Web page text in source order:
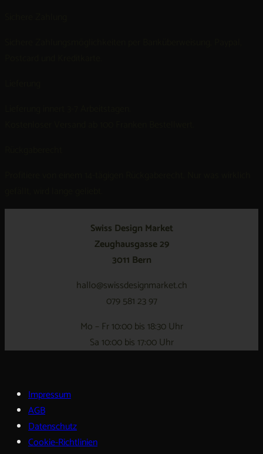
Swiss Design Market
Zeughausgasse 29
3011 Bern
hallo@swissdesignmarket.ch
079 581 23 97
Mo – Fr 10:00 bis 18:30 Uhr
Sa 10:00 bis 17:00 Uhr
Impressum
AGB
Datenschutz
Cookie-Richtlinien